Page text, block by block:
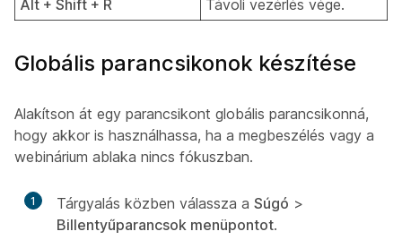
Alt + Shift + R Távoli vezérlés vége.
Globális parancsikonok készítése
Alakítson át egy parancsikont globális parancsikonná,
hogy akkor is használhassa, ha a megbeszélés vagy a
webinárium ablaka nincs fókuszban.
1 Tárgyalás közben válassza a Súgó >
Billentyűparancsok menüpontot.